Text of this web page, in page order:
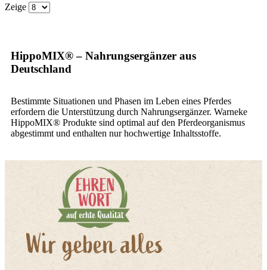
Zeige
HippoMIX® – Nahrungsergänzer aus
Deutschland
Bestimmte Situationen und Phasen im Leben eines Pferdes
erfordern die Unterstützung durch Nahrungsergänzer. Warneke
HippoMIX® Produkte sind optimal auf den Pferdeorganismus
abgestimmt und enthalten nur hochwertige Inhaltsstoffe.